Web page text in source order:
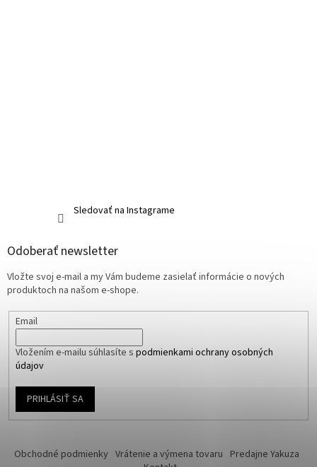
Sledovať na Instagrame
Odoberať newsletter
Vložte svoj e-mail a my Vám budeme zasielať informácie o nových
produktoch na našom e-shope.
Email
Vložením e-mailu súhlasíte s podmienkami ochrany osobných
údajov
PRIHLÁSIŤ SA
Obchodné podmienky Vrátenie a výmena tovaru Predajne Yakuza